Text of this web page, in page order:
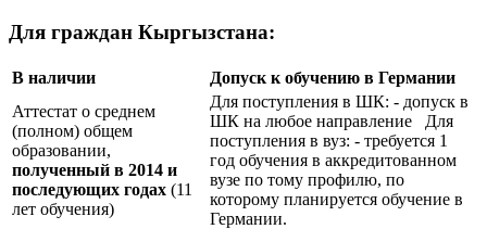
Для граждан Кыргызстана:
В наличии
Допуск к обучению в Германии
Аттестат о среднем
(полном) общем
образовании,
полученный в 2014 и
последующих годах (11
лет обучения)
Для поступления в ШК: - допуск в
ШК на любое направление Для
поступления в вуз: - требуется 1
год обучения в аккредитованном
вузе по тому профилю, по
которому планируется обучение в
Германии.